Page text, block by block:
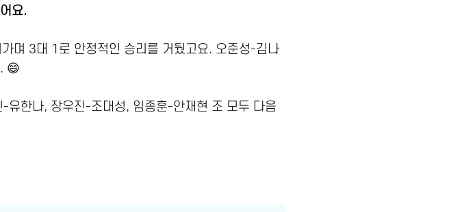
요.
며 3대 1로 안정적인 승리를 거뒀고요. 오준성-김나
😄
유한나, 장우진-조대성, 임종훈-안재현 조 모두 다음